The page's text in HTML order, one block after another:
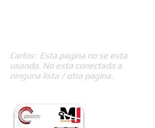
Carlos: Esta pagina no se esta
usando. No esta conectada a
ninguna lista / otra pagina.